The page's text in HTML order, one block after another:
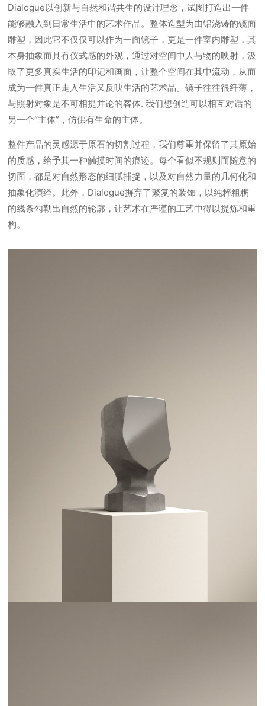
Dialogue以创新与自然和谐共生的设计理念，试图打造出一件
能够融入到日常生活中的艺术作品。整体造型为由铝浇铸的镜面
雕塑，因此它不仅仅可以作为一面镜子，更是一件室内雕塑，其
本身抽象而具有仪式感的外观，通过对空间中人与物的映射，汲
取了更多真实生活的印记和画面，让整个空间在其中流动，从而
成为一件真正走入生活又反映生活的艺术品。镜子往往很纤薄，
与照射对象是不可相提并论的客体. 我们想创造可以相互对话的
另一个“主体”，仿佛有生命的主体。
整件产品的灵感源于原石的切割过程，我们尊重并保留了其原始
的质感，给予其一种触摸时间的痕迹。每个看似不规则而随意的
切面，都是对自然形态的细腻捕捉，以及对自然力量的几何化和
抽象化演绎。此外，Dialogue摒弃了繁复的装饰，以纯粹粗粝
的线条勾勒出自然的轮廓，让艺术在严谨的工艺中得以提炼和重
构。